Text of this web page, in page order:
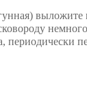
выложите
периодически